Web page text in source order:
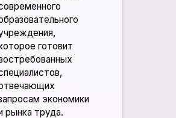
готовит
экономики
рынка труда.